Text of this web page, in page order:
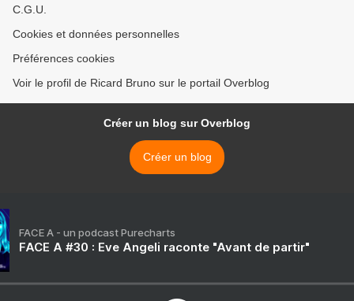
C.G.U.
Cookies et données personnelles
Préférences cookies
Voir le profil de Ricard Bruno sur le portail Overblog
Créer un blog sur Overblog
Créer un blog
FACE A - un podcast Purecharts
FACE A #30 : Eve Angeli raconte "Avant de partir"